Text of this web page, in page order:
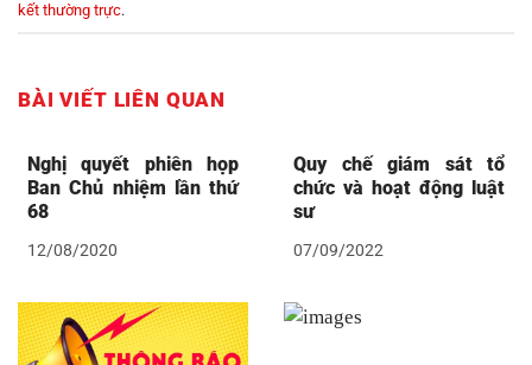
kết thường trực.
BÀI VIẾT LIÊN QUAN
Nghị quyết phiên họp
Ban Chủ nhiệm lần thứ
68
12/08/2020
Quy chế giám sát tổ
chức và hoạt động luật
sư
07/09/2022